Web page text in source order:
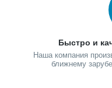
Быстро и
Наша компания
ближнему